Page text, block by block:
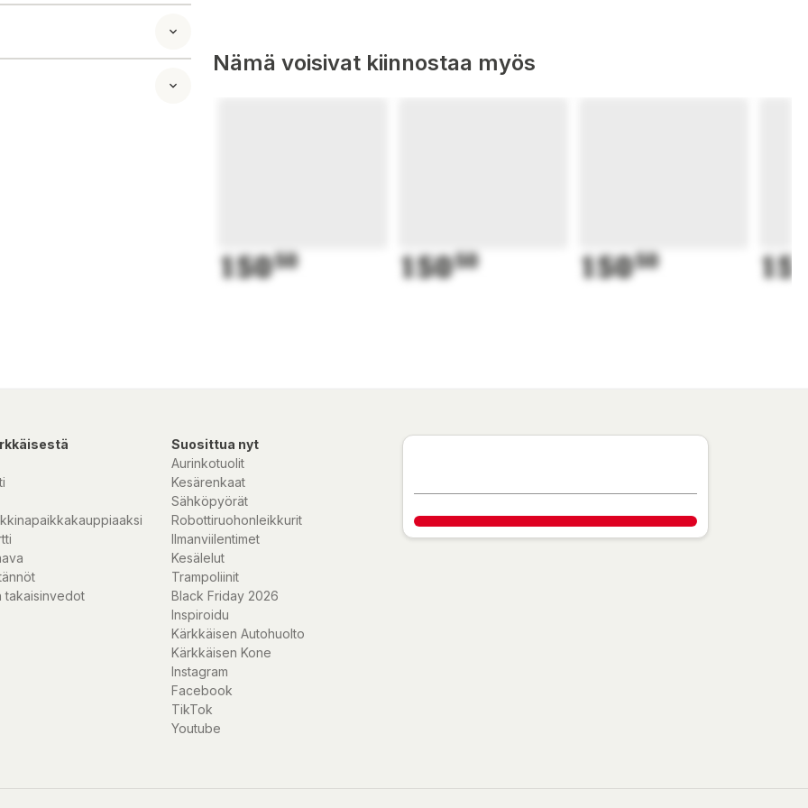
Nämä voisivat kiinnostaa myös
15050 15050 15050
takaisinvedot
Suosittua nyt
Aurinkotuolit
Kesärenkaat
Sähköpyörät
Robottiruohonleikkurit
Ilmanviilentimet
Kesälelut
Trampoliinit
Black Friday 2026
Inspiroidu
Kärkkäisen Autohuolto
Kärkkäisen Kone
Instagram
Facebook
TikTok
Youtube